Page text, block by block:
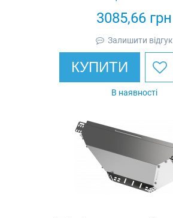
3085,66 грн
Залишити відгук
КУПИТИ
В наявності